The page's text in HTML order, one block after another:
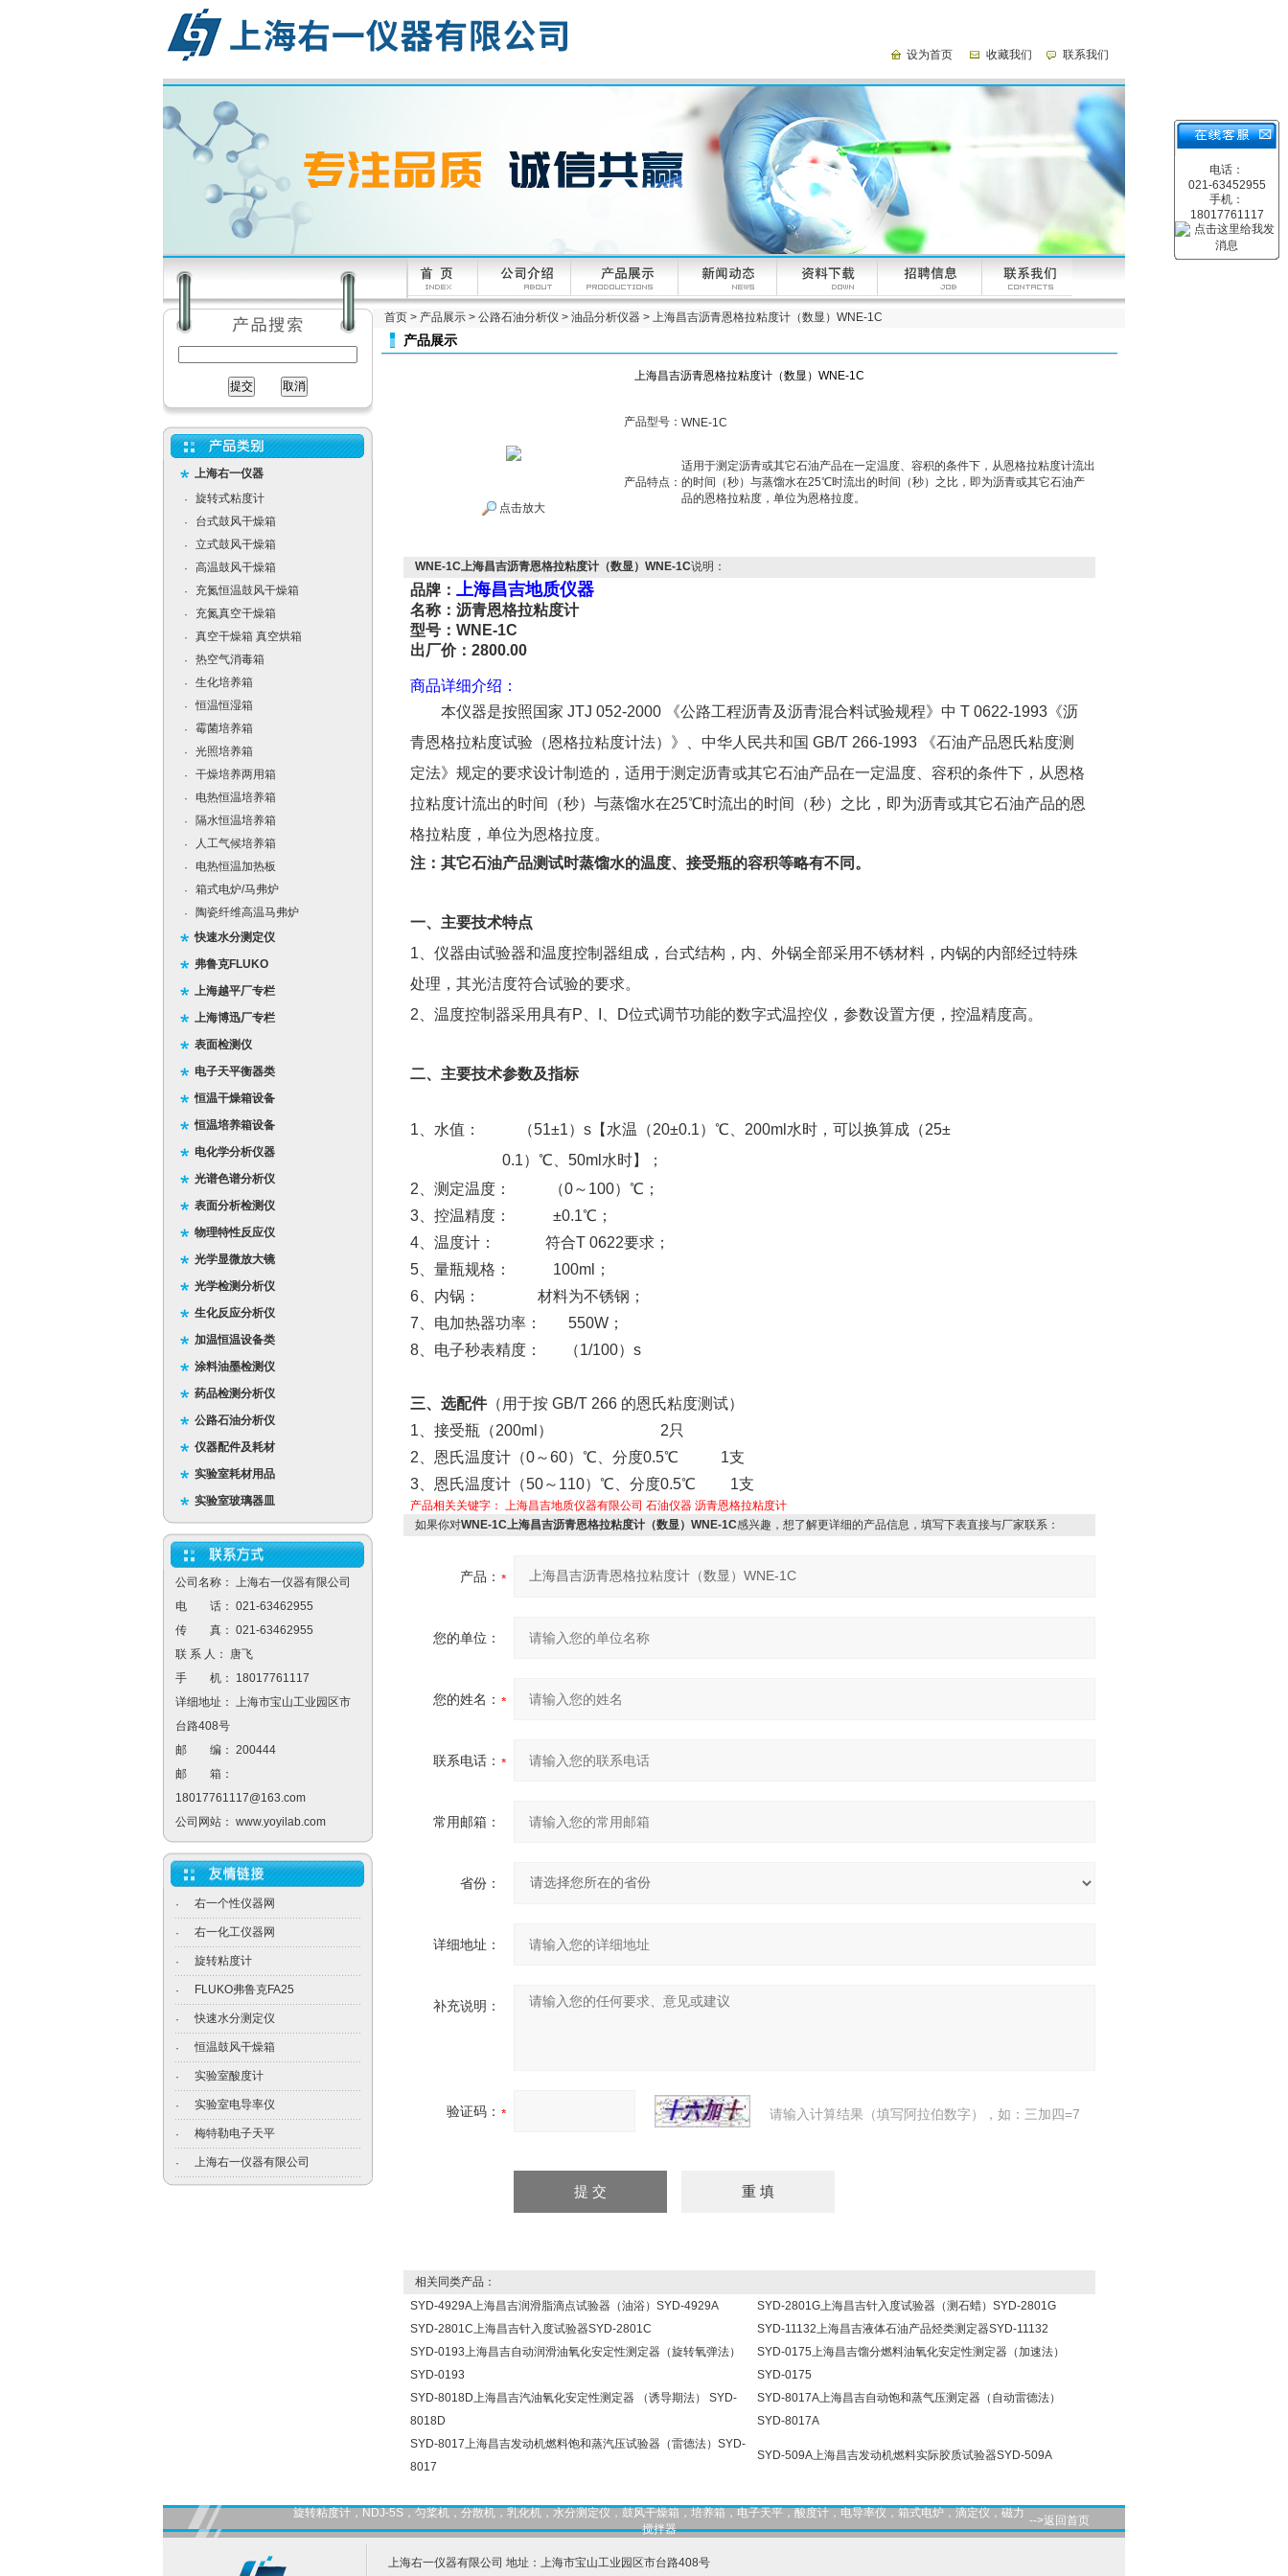
设为首页 收藏我们 联系我们
电话：
021-63452955
手机：
18017761117
上海右一仪器
·
旋转式粘度计
·
台式鼓风干燥箱
·
立式鼓风干燥箱
·
高温鼓风干燥箱
·
充氮恒温鼓风干燥箱
·
充氮真空干燥箱
·
真空干燥箱 真空烘箱
·
热空气消毒箱
·
生化培养箱
·
恒温恒湿箱
·
霉菌培养箱
·
光照培养箱
·
干燥培养两用箱
·
电热恒温培养箱
·
隔水恒温培养箱
·
人工气候培养箱
·
电热恒温加热板
·
箱式电炉/马弗炉
·
陶瓷纤维高温马弗炉
快速水分测定仪
弗鲁克FLUKO
上海越平厂专栏
上海博迅厂专栏
表面检测仪
电子天平衡器类
恒温干燥箱设备
恒温培养箱设备
电化学分析仪器
光谱色谱分析仪
表面分析检测仪
物理特性反应仪
光学显微放大镜
光学检测分析仪
生化反应分析仪
加温恒温设备类
涂料油墨检测仪
药品检测分析仪
公路石油分析仪
仪器配件及耗材
实验室耗材用品
实验室玻璃器皿
公司名称： 上海右一仪器有限公司
电 话： 021-63462955
传 真： 021-63462955
联 系 人： 唐飞
手 机： 18017761117
详细地址： 上海市宝山工业园区市
台路408号
邮 编： 200444
邮 箱：
18017761117@163.com
公司网站： www.yoyilab.com
· 右一个性仪器网
· 右一化工仪器网
· 旋转粘度计
· FLUKO弗鲁克FA25
· 快速水分测定仪
· 恒温鼓风干燥箱
· 实验室酸度计
· 实验室电导率仪
· 梅特勒电子天平
· 上海右一仪器有限公司
首页 > 产品展示 > 公路石油分析仪 > 油品分析仪器 > 上海昌吉沥青恩格拉粘度计（数显）WNE-1C
产品展示
上海昌吉沥青恩格拉粘度计（数显）WNE-1C
点击放大
产品型号： WNE-1C
产品特点：
适用于测定沥青或其它石油产品在一定温度、容积的条件下，从恩格拉粘度计流出
的时间（秒）与蒸馏水在25℃时流出的时间（秒）之比，即为沥青或其它石油产
品的恩格拉粘度，单位为恩格拉度。
WNE-1C上海昌吉沥青恩格拉粘度计（数显）WNE-1C说明：
品牌： 上海昌吉地质仪器
名称： 沥青恩格拉粘度计
型号： WNE-1C
出厂价：2800.00
商品详细介绍：
本仪器是按照国家 JTJ 052-2000 《公路工程沥青及沥青混合料试验规程》中 T 0622-1993《沥
青恩格拉粘度试验（恩格拉粘度计法）》、中华人民共和国 GB/T 266-1993 《石油产品恩氏粘度测
定法》规定的要求设计制造的，适用于测定沥青或其它石油产品在一定温度、容积的条件下，从恩格
拉粘度计流出的时间（秒）与蒸馏水在25℃时流出的时间（秒）之比，即为沥青或其它石油产品的恩
格拉粘度，单位为恩格拉度。
注：其它石油产品测试时蒸馏水的温度、接受瓶的容积等略有不同。
一、 主要技术特点
1、仪器由试验器和温度控制器组成，台式结构，内、外锅全部采用不锈材料，内锅的内部经过特殊
处理，其光洁度符合试验的要求。
2、温度控制器采用具有P、I、D位式调节功能的数字式温控仪，参数设置方便，控温精度高。
二、主要技术参数及指标
1、水值：
（51±1）s【水温（20±0.1）℃、200ml水时，可以换算成（25±
0.1）℃、 50ml水时】；
2、测定温度：
（0～100）℃；
3、控温精度： ±0.1℃；
4、温度计： 符合T 0622要求；
5、量瓶规格： 100ml；
6、内锅： 材料为不锈钢；
7、电加热器功率： 550W；
8、电子秒表精度：
（1/100）s
三、选配件（用于按 GB/T 266 的恩氏粘度测试）
1、接受瓶（200ml） 2只
2、恩氏温度计 （0～60）℃、分度0.5℃ 1支
3、恩氏温度计 （50～110）℃、分度0.5℃ 1支
产品相关关键字： 上海昌吉地质仪器有限公司 石油仪器 沥青恩格拉粘度计
如果你对WNE-1C上海昌吉沥青恩格拉粘度计（数显）WNE-1C感兴趣，想了解更详细的产品信息，填写下表直接与厂家联系：
产品：
您的单位：
您的姓名：
联系电话：
常用邮箱：
省份：
详细地址：
补充说明：
验证码： 请输入计算结果（填写阿拉伯数字），如：三加四=7
相关同类产品：
SYD-4929A上海昌吉润滑脂滴点试验器（油浴）SYD-4929A
SYD-2801G上海昌吉针入度试验器（测石蜡）SYD-2801G
SYD-2801C上海昌吉针入度试验器SYD-2801C
SYD-11132上海昌吉液体石油产品烃类测定器SYD-11132
SYD-0193上海昌吉自动润滑油氧化安定性测定器（旋转氧弹法）
SYD-0193
SYD-0175上海昌吉馏分燃料油氧化安定性测定器（加速法）
SYD-0175
SYD-8018D上海昌吉汽油氧化安定性测定器 （诱导期法） SYD-
8018D
SYD-8017A上海昌吉自动饱和蒸气压测定器（自动雷德法）
SYD-8017A
SYD-8017上海昌吉发动机燃料饱和蒸汽压试验器（雷德法）SYD-
8017
SYD-509A上海昌吉发动机燃料实际胶质试验器SYD-509A
旋转粘度计，NDJ-5S，匀桨机，分散机，乳化机，水分测定仪，鼓风干燥箱，培养箱，电子天平，酸度计，电导率仪，箱式电炉，滴定仪，磁力
搅拌器
-->返回首页
上海右一仪器有限公司 地址：上海市宝山工业园区市台路408号